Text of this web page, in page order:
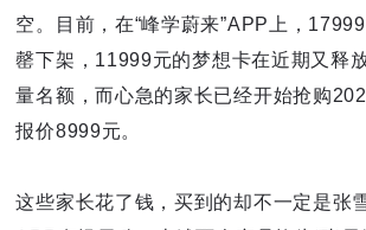
空。目前，在“峰学蔚来”APP上，
罄下架，11999元的梦想卡在近期又释
量名额，而心急的家长已经开始抢购
报价8999元。
这些家长花了钱，买到的却不一定是张